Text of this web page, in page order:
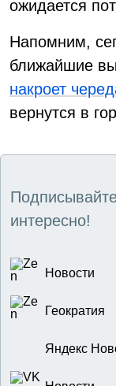
ожидается
Напомним,
ближайшие
накроет
вернутся в
интересно!
Новости
Геократия
Яндекс